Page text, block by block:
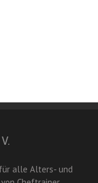
alle Alters- und